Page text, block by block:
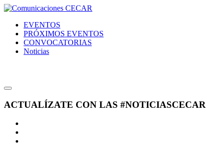
EVENTOS
PRÓXIMOS EVENTOS
CONVOCATORIAS
Noticias
ACTUALÍZATE CON LAS #NOTICIASCECAR